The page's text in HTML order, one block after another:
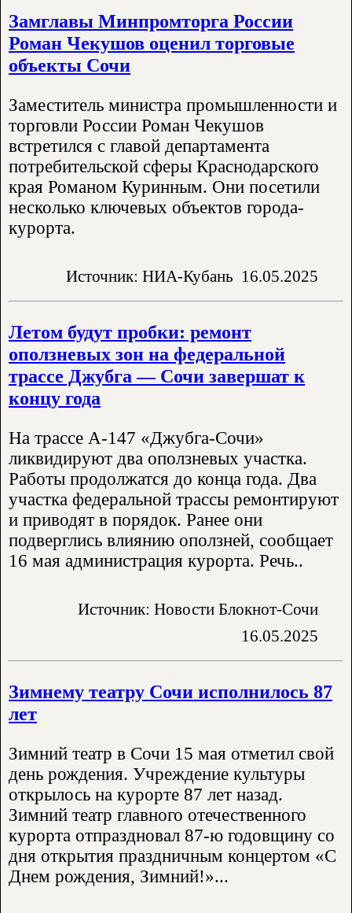
Замглавы Минпромторга России
Роман Чекушов оценил торговые
объекты Сочи
Заместитель министра промышленности и
торговли России Роман Чекушов
встретился с главой департамента
потребительской сферы Краснодарского
края Романом Куринным. Они посетили
несколько ключевых объектов города-
курорта.
Источник: НИА-Кубань 16.05.2025
Летом будут пробки: ремонт
оползневых зон на федеральной
трассе Джубга — Сочи завершат к
концу года
На трассе А-147 «Джубга-Сочи»
ликвидируют два оползневых участка.
Работы продолжатся до конца года. Два
участка федеральной трассы ремонтируют
и приводят в порядок. Ранее они
подверглись влиянию оползней, сообщает
16 мая администрация курорта. Речь..
Источник: Новости Блокнот-Сочи
16.05.2025
Зимнему театру Сочи исполнилось 87
лет
Зимний театр в Сочи 15 мая отметил свой
день рождения. Учреждение культуры
открылось на курорте 87 лет назад.
Зимний театр главного отечественного
курорта отпраздновал 87-ю годовщину со
дня открытия праздничным концертом «С
Днем рождения, Зимний!»...